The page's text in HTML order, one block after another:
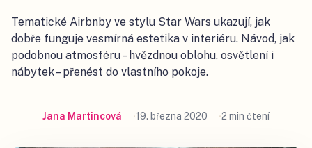
Tematické Airbnby ve stylu Star Wars ukazují, jak
dobře funguje vesmírná estetika v interiéru. Návod, jak
podobnou atmosféru – hvězdnou oblohu, osvětlení i
nábytek – přenést do vlastního pokoje.
Jana Martincová 19. března 2020 2 min čtení